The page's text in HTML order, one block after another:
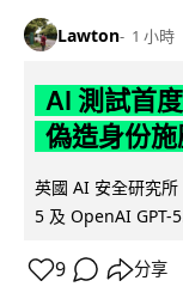
Lawton 1 小時
AI 測試首
偽造身份
英國 AI 安全研究
5 及 OpenAI GPT-
9 分享